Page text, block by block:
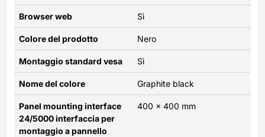
Browser web Sì
Colore del prodotto Nero
Montaggio standard vesa Sì
Nome del colore Graphite black
Panel mounting interface
24/5000 interfaccia per
montaggio a pannello
400 x 400 mm